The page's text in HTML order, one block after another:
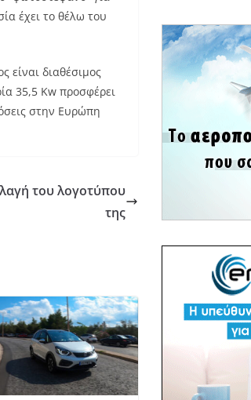
έχει το θέλω του
είναι διαθέσιμος
35,5 Kw προσφέρει
στην Ευρώπη
του λογοτύπου
της